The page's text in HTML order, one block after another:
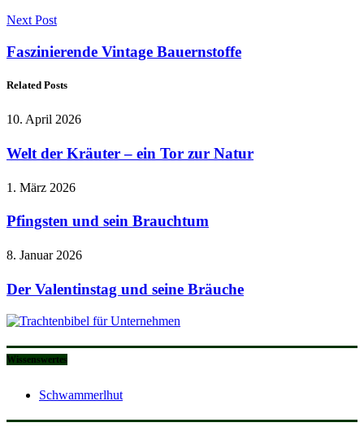
Next Post
Faszinierende Vintage Bauernstoffe
Related Posts
10. April 2026
Welt der Kräuter – ein Tor zur Natur
1. März 2026
Pfingsten und sein Brauchtum
8. Januar 2026
Der Valentinstag und seine Bräuche
Wissenswertes
Schwammerlhut